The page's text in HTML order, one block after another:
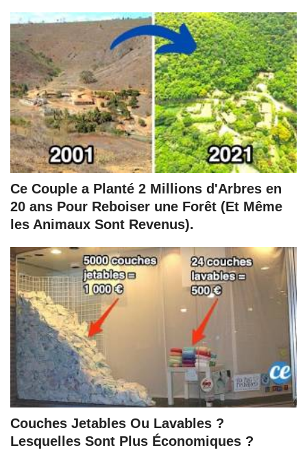
Ce Couple a Planté 2 Millions d'Arbres en
20 ans Pour Reboiser une Forêt (Et Même
les Animaux Sont Revenus).
Couches Jetables Ou Lavables ?
Lesquelles Sont Plus Économiques ?